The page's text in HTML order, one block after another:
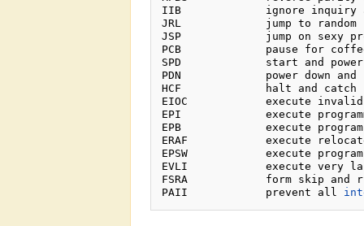
IIB		ignore inquiry and branch
JRL		jump to random location
JSP		jump on sexy programmer (only if female)
PCB		pause for coffee break
SPD		start and power down
PDN		power down and normalize
HCF		halt and catch fire
EIOC		execute invalid opcode
EPI		execute programmer immediate
EPB		execute program backwards
ERAF		execute relocateable address field
EPSW		execute program status word
EVLI		execute very last instruction
FSRA		form skip and run away
PAII		prevent all